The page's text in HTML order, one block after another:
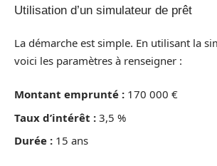
Utilisation d’un simulateur de prêt
La démarche est simple. En utilisant la
voici les paramètres à renseigner :
Montant emprunté : 170 000 €
Taux d’intérêt : 3,5 %
Durée : 15 ans